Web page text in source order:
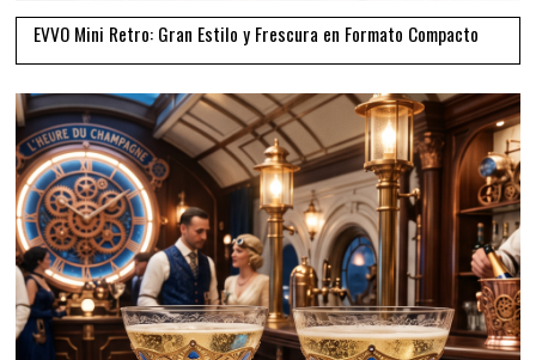
EVVO Mini Retro: Gran Estilo y Frescura en Formato Compacto